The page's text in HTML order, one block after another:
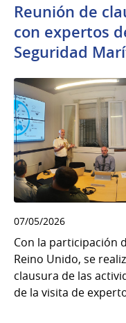
Reunión de
con expertos
Seguridad
07/05/2026
Con la participación
Reino Unido, se
clausura de las
de la visita de